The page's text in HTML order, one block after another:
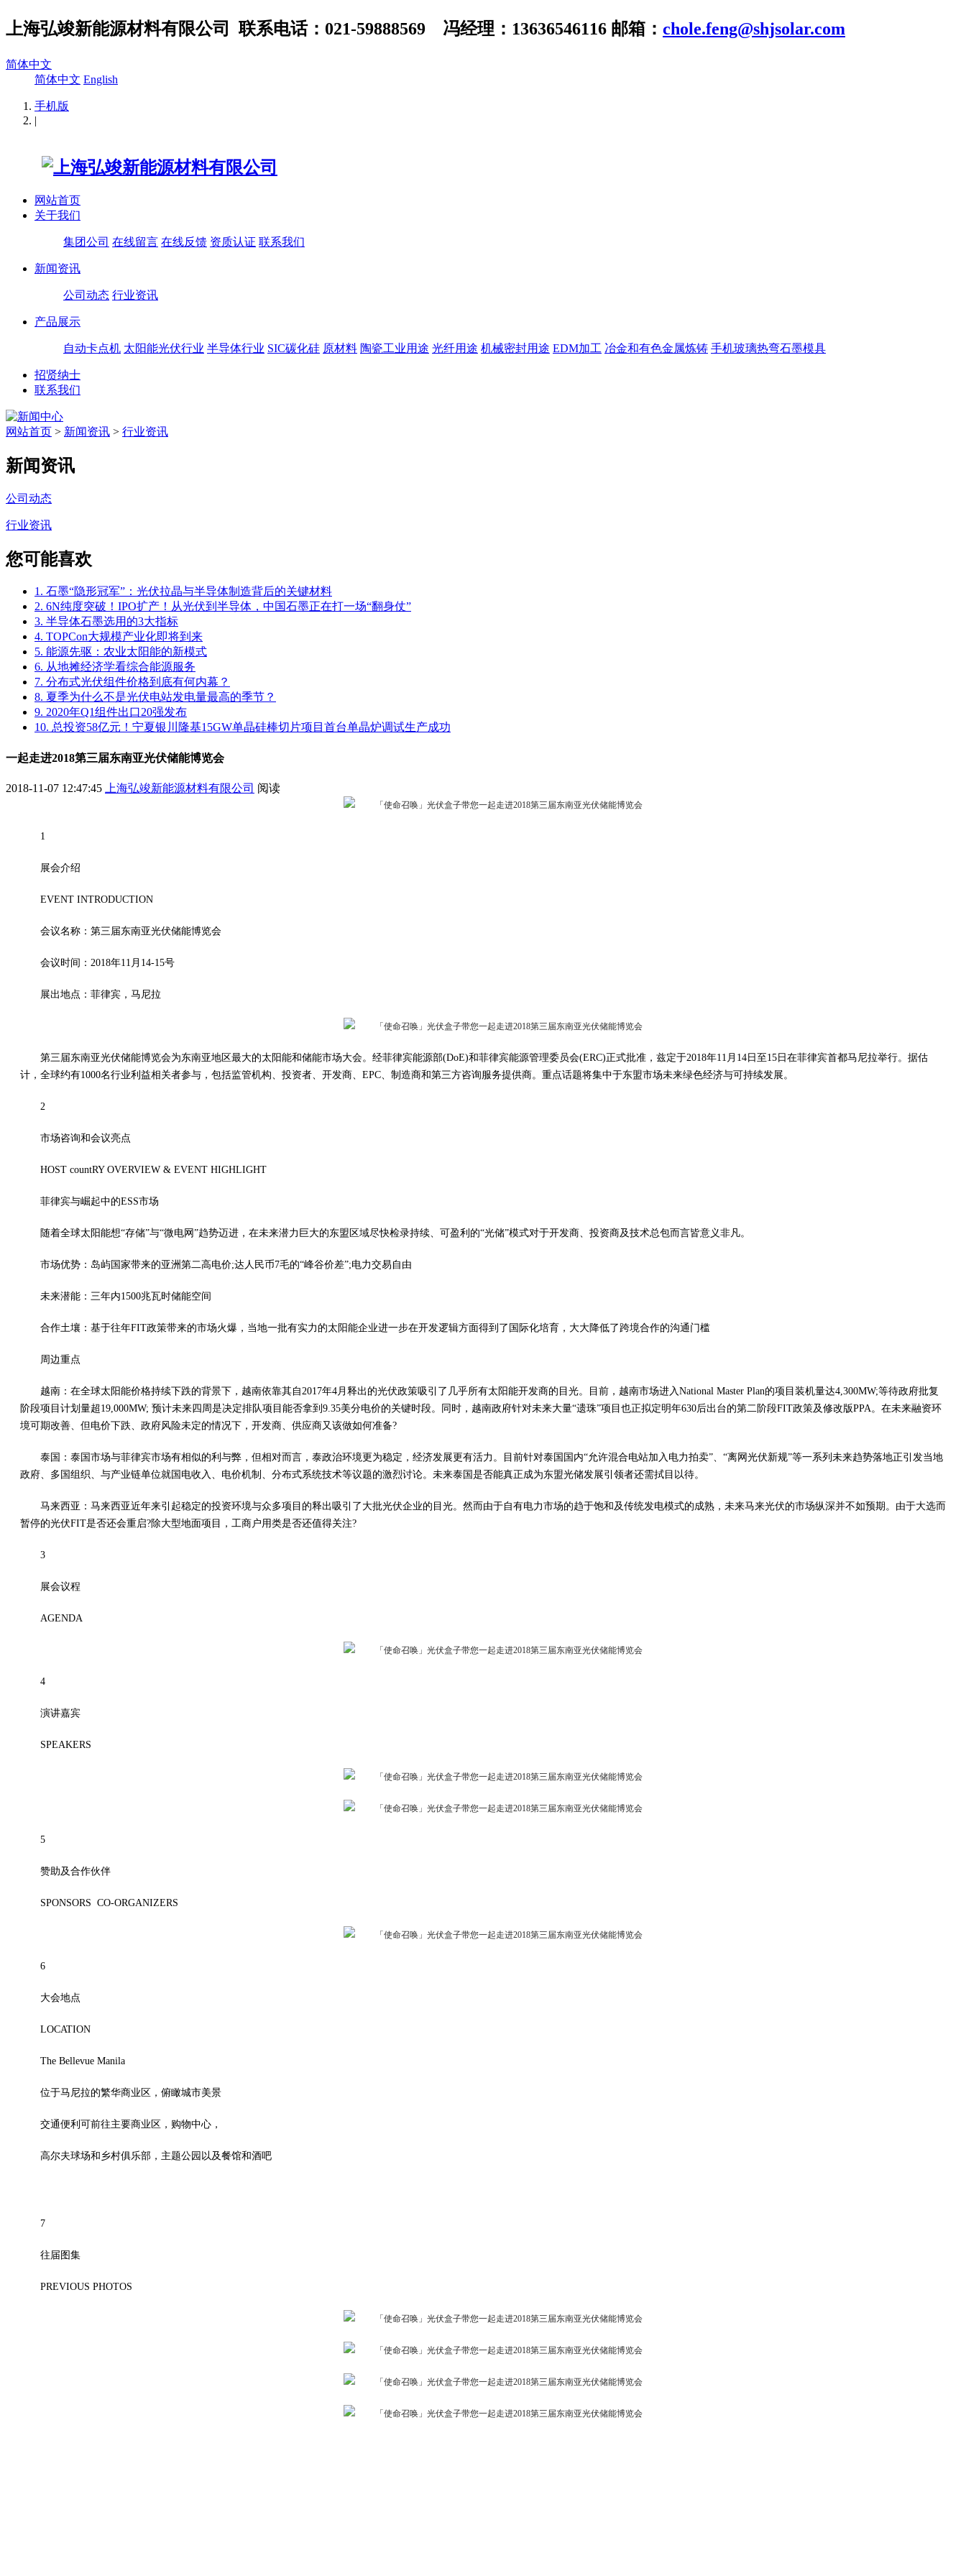
上海弘竣新能源材料有限公司 联系电话：021-59888569 冯经理：13636546116 邮箱： chole.feng@shjsolar.com
简体中文
简体中文 English
手机版
|
网站首页
关于我们
集团公司 在线留言 在线反馈 资质认证 联系我们
新闻资讯
公司动态 行业资讯
产品展示
自动卡点机 太阳能光伏行业 半导体行业 SIC碳化硅 原材料 陶瓷工业用途 光纤用途 机械密封用途 EDM加工 冶金和有色金属炼铸 手机玻璃热弯石墨模具
招贤纳士
联系我们
网站首页 > 新闻资讯 > 行业资讯
新闻资讯
公司动态
行业资讯
您可能喜欢
1. 石墨“隐形冠军”：光伏拉晶与半导体制造背后的关键材料
2. 6N纯度突破！IPO扩产！从光伏到半导体，中国石墨正在打一场“翻身仗”
3. 半导体石墨选用的3大指标
4. TOPCon大规模产业化即将到来
5. 能源先驱：农业太阳能的新模式
6. 从地摊经济学看综合能源服务
7. 分布式光伏组件价格到底有何内幕？
8. 夏季为什么不是光伏电站发电量最高的季节？
9. 2020年Q1组件出口20强发布
10. 总投资58亿元！宁夏银川隆基15GW单晶硅棒切片项目首台单晶炉调试生产成功
一起走进2018第三届东南亚光伏储能博览会
2018-11-07 12:47:45 上海弘竣新能源材料有限公司 阅读
1
展会介绍
EVENT INTRODUCTION
会议名称：第三届东南亚光伏储能博览会
会议时间：2018年11月14-15号
展出地点：菲律宾，马尼拉
第三届东南亚光伏储能博览会为东南亚地区最大的太阳能和储能市场大会。经菲律宾能源部(DoE)和菲律宾能源管理委员会(ERC)正式批准，兹定于2018年11月14日至15日在菲律宾首都马尼拉举行。据估
计，全球约有1000名行业利益相关者参与，包括监管机构、投资者、开发商、EPC、制造商和第三方咨询服务提供商。重点话题将集中于东盟市场未来绿色经济与可持续发展。
2
市场咨询和会议亮点
HOST countRY OVERVIEW & EVENT HIGHLIGHT
菲律宾与崛起中的ESS市场
随着全球太阳能想“存储”与“微电网”趋势迈进，在未来潜力巨大的东盟区域尽快检录持续、可盈利的“光储”模式对于开发商、投资商及技术总包而言皆意义非凡。
市场优势：岛屿国家带来的亚洲第二高电价;达人民币7毛的“峰谷价差”;电力交易自由
未来潜能：三年内1500兆瓦时储能空间
合作土壤：基于往年FIT政策带来的市场火爆，当地一批有实力的太阳能企业进一步在开发逻辑方面得到了国际化培育，大大降低了跨境合作的沟通门槛
周边重点
越南：在全球太阳能价格持续下跌的背景下，越南依靠其自2017年4月释出的光伏政策吸引了几乎所有太阳能开发商的目光。目前，越南市场进入National Master Plan的项目装机量达4,300MW;等待政府批复
阶段项目计划量超19,000MW; 预计未来四周是决定排队项目能否拿到9.35美分电价的关键时段。同时，越南政府针对未来大量“遗珠”项目也正拟定明年630后出台的第二阶段FIT政策及修改版PPA。在未来融资环
境可期改善、但电价下跌、政府风险未定的情况下，开发商、供应商又该做如何准备?
泰国：泰国市场与菲律宾市场有相似的利与弊，但相对而言，泰政治环境更为稳定，经济发展更有活力。目前针对泰国国内“允许混合电站加入电力拍卖”、“离网光伏新规”等一系列未来趋势落地正引发当地
政府、多国组织、与产业链单位就国电收入、电价机制、分布式系统技术等议题的激烈讨论。未来泰国是否能真正成为东盟光储发展引领者还需拭目以待。
马来西亚：马来西亚近年来引起稳定的投资环境与众多项目的释出吸引了大批光伏企业的目光。然而由于自有电力市场的趋于饱和及传统发电模式的成熟，未来马来光伏的市场纵深并不如预期。由于大选而
暂停的光伏FIT是否还会重启?除大型地面项目，工商户用类是否还值得关注?
3
展会议程
AGENDA
4
演讲嘉宾
SPEAKERS
5
赞助及合作伙伴
SPONSORS CO-ORGANIZERS
6
大会地点
LOCATION
The Bellevue Manila
位于马尼拉的繁华商业区，俯瞰城市美景
交通便利可前往主要商业区，购物中心，
高尔夫球场和乡村俱乐部，主题公园以及餐馆和酒吧
7
往届图集
PREVIOUS PHOTOS